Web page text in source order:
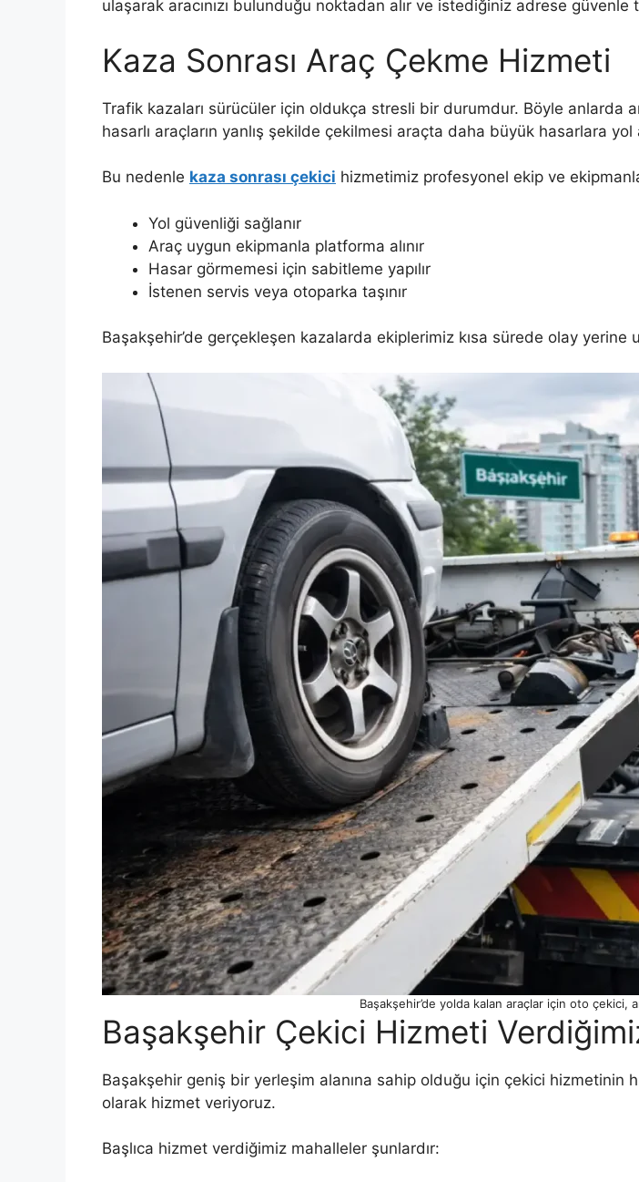
ulaşarak aracınızı bulunduğu noktadan alır ve istediğiniz adrese güvenle
Kaza Sonrası Araç Çekme Hizmeti
Trafik kazaları sürücüler için oldukça stresli bir durumdur. Böyle anlarda
hasarlı araçların yanlış şekilde çekilmesi araçta daha büyük hasarlara yol
Bu nedenle kaza sonrası çekici hizmetimiz profesyonel ekip ve
Yol güvenliği sağlanır
Araç uygun ekipmanla platforma alınır
Hasar görmemesi için sabitleme yapılır
İstenen servis veya otoparka taşınır
Başakşehir’de gerçekleşen kazalarda ekiplerimiz kısa sürede olay yerine
Başakşehir’de yolda kalan araçlar için oto çekici,
Başakşehir Çekici Hizmeti
Başakşehir geniş bir yerleşim alanına sahip olduğu için çekici hizmetinin
olarak hizmet veriyoruz.
Başlıca hizmet verdiğimiz mahalleler şunlardır: